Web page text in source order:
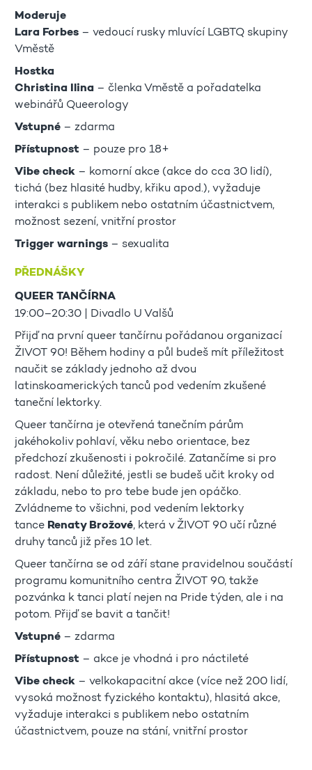
Moderuje
Lara Forbes – vedoucí rusky mluvící LGBTQ skupiny
Vměstě
Hostka
Christina Ilina – členka Vměstě a pořadatelka
webinářů Queerology
Vstupné – zdarma
Přístupnost – pouze pro 18+
Vibe check – komorní akce (akce do cca 30 lidí),
tichá (bez hlasité hudby, křiku apod.), vyžaduje
interakci s publikem nebo ostatním účastnictvem,
možnost sezení, vnitřní prostor
Trigger warnings – sexualita
PŘEDNÁŠKY
QUEER TANČÍRNA
19:00–20:30 | Divadlo U Valšů
Přijď na první queer tančírnu pořádanou organizací
ŽIVOT 90! Během hodiny a půl budeš mít příležitost
naučit se základy jednoho až dvou
latinskoamerických tanců pod vedením zkušené
taneční lektorky.
Queer tančírna je otevřená tanečním párům
jakéhokoliv pohlaví, věku nebo orientace, bez
předchozí zkušenosti i pokročilé. Zatančíme si pro
radost. Není důležité, jestli se budeš učit kroky od
základu, nebo to pro tebe bude jen opáčko.
Zvládneme to všichni, pod vedením lektorky
tance Renaty Brožové, která v ŽIVOT 90 učí různé
druhy tanců již přes 10 let.
Queer tančírna se od září stane pravidelnou součástí
programu komunitního centra ŽIVOT 90, takže
pozvánka k tanci platí nejen na Pride týden, ale i na
potom. Přijď se bavit a tančit!
Vstupné – zdarma
Přístupnost – akce je vhodná i pro náctileté
Vibe check – velkokapacitní akce (více než 200 lidí,
vysoká možnost fyzického kontaktu), hlasitá akce,
vyžaduje interakci s publikem nebo ostatním
účastnictvem, pouze na stání, vnitřní prostor